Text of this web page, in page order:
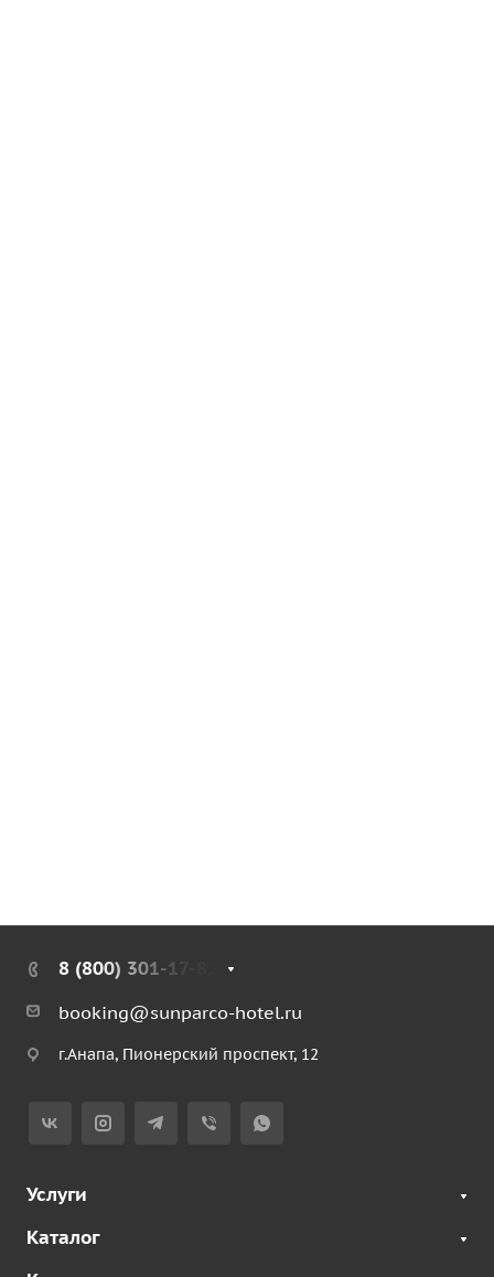
8 (800) 301-17-82
booking@sunparco-hotel.ru
г.Анапа, Пионерский проспект, 12
Услуги
Каталог